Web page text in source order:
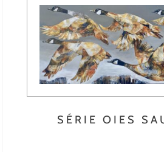
SÉRIE OIES